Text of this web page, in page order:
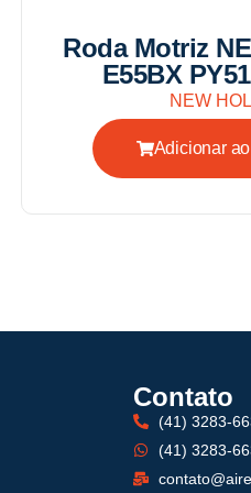
Roda Motriz
E55BX
NEW
Adicionar
Contato
(41) 3283-
(41) 3283-